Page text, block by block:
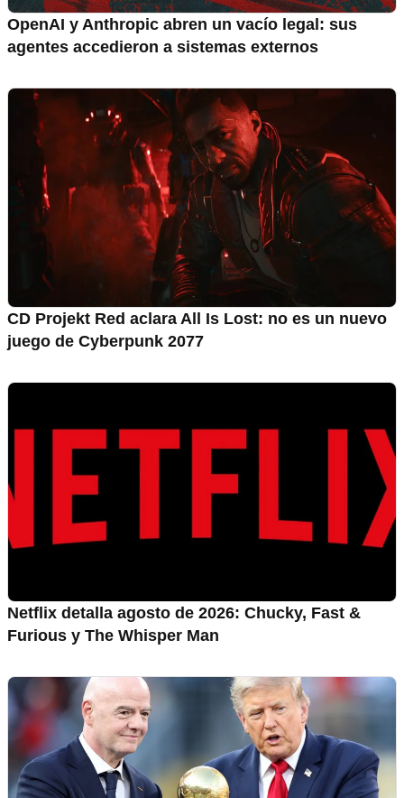
OpenAI y Anthropic abren un vacío legal: sus
agentes accedieron a sistemas externos
CD Projekt Red aclara All Is Lost: no es un nuevo
juego de Cyberpunk 2077
Netflix detalla agosto de 2026: Chucky, Fast &
Furious y The Whisper Man